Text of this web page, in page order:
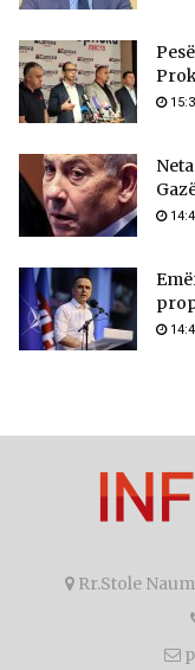
Rr.Stole